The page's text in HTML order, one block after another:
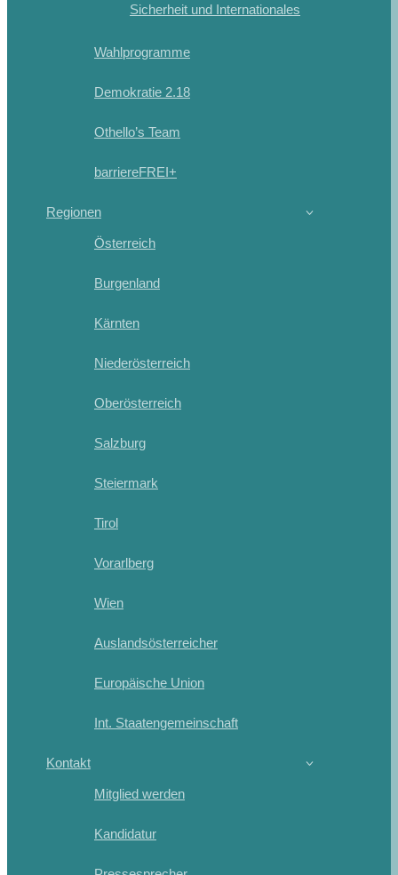
Sicherheit und Internationales
Wahlprogramme
Demokratie 2.18
Othello’s Team
barriereFREI+
Regionen
Österreich
Burgenland
Kärnten
Niederösterreich
Oberösterreich
Salzburg
Steiermark
Tirol
Vorarlberg
Wien
Auslandsösterreicher
Europäische Union
Int. Staatengemeinschaft
Kontakt
Mitglied werden
Kandidatur